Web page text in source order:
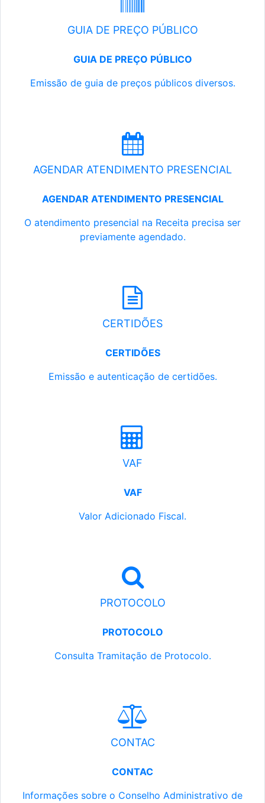
GUIA DE PREÇO PÚBLICO
GUIA DE PREÇO PÚBLICO
Emissão de guia de preços públicos diversos.
AGENDAR ATENDIMENTO PRESENCIAL
AGENDAR ATENDIMENTO PRESENCIAL
O atendimento presencial na Receita precisa ser
previamente agendado.
CERTIDÕES
CERTIDÕES
Emissão e autenticação de certidões.
VAF
VAF
Valor Adicionado Fiscal.
PROTOCOLO
PROTOCOLO
Consulta Tramitação de Protocolo.
CONTAC
CONTAC
Informações sobre o Conselho Administrativo de